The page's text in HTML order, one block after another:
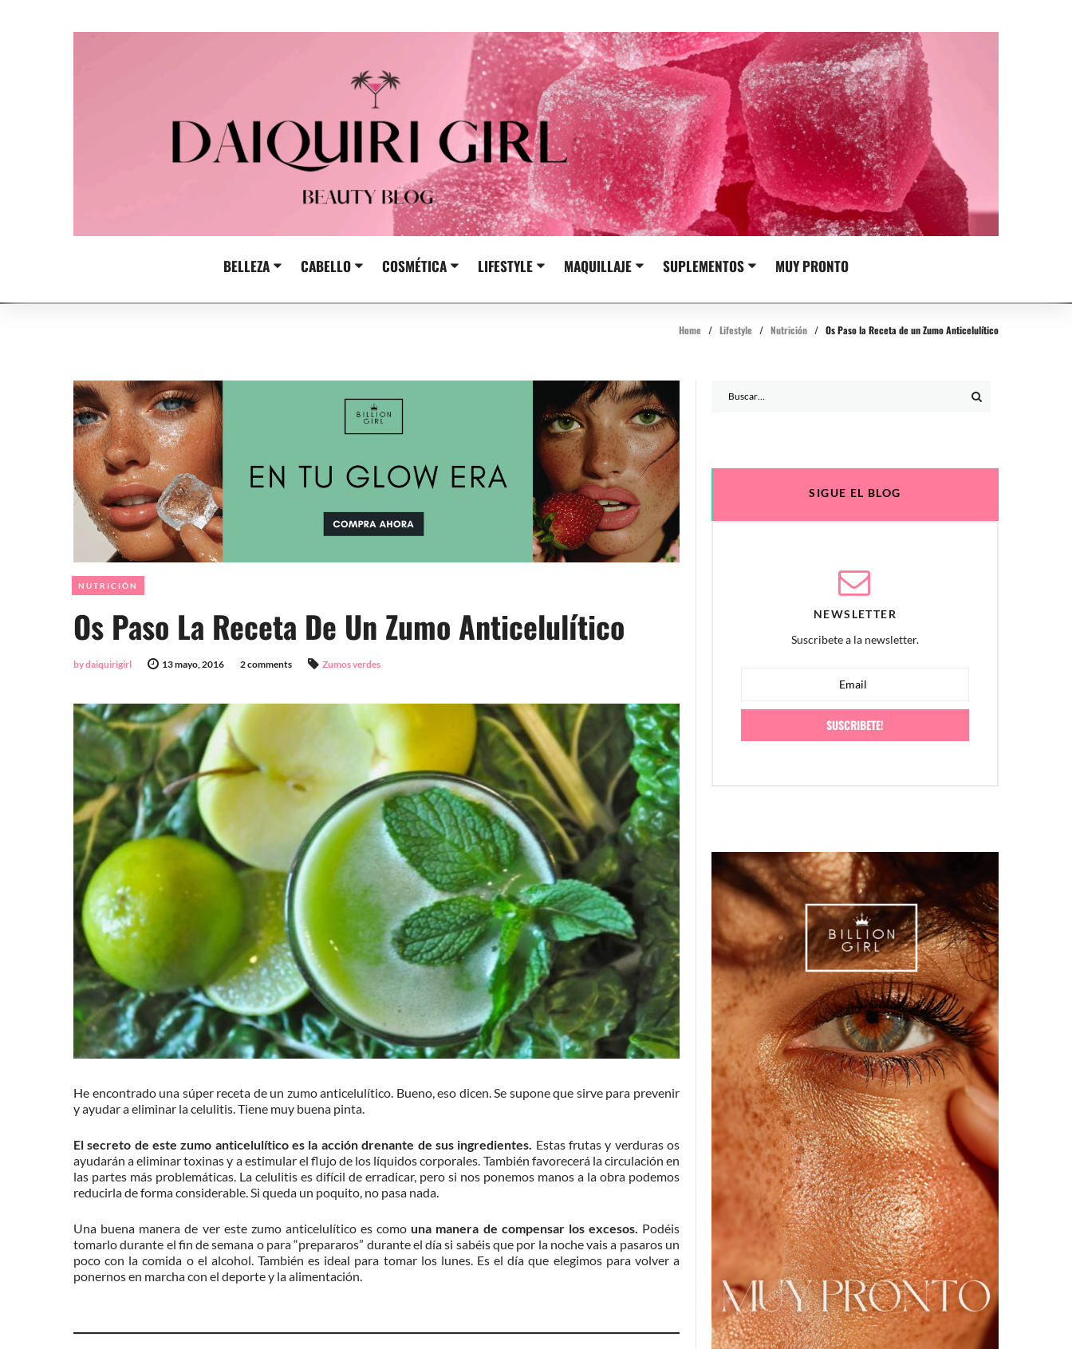
BELLEZA CABELLO COSMÉTICA LIFESTYLE MAQUILLAJE SUPLEMENTOS MUY PRONTO
Home / Lifestyle / Nutrición / Os Paso la Receta de un Zumo Anticelulítico
Os Paso La Receta De Un Zumo Anticelulítico
by daiquirigirl 13 mayo, 2016 2 comments
NUTRICIÓN
Zumos verdes
He encontrado una súper receta de un zumo anticelulítico. Bueno, eso dicen. Se supone que sirve para prevenir
y ayudar a eliminar la celulitis. Tiene muy buena pinta.
El secreto de este zumo anticelulítico es la acción drenante de sus ingredientes. Estas frutas y verduras os
ayudarán a eliminar toxinas y a estimular el flujo de los líquidos corporales. También favorecerá la circulación en
las partes más problemáticas. La celulitis es difícil de erradicar, pero si nos ponemos manos a la obra podemos
reducirla de forma considerable. Si queda un poquito, no pasa nada.
Una buena manera de ver este zumo anticelulítico es como una manera de compensar los excesos. Podéis
tomarlo durante el fin de semana o para “prepararos” durante el día si sabéis que por la noche vais a pasaros un
poco con la comida o el alcohol. También es ideal para tomar los lunes. Es el día que elegimos para volver a
ponernos en marcha con el deporte y la alimentación.
SIGUE EL BLOG
NEWSLETTER
Suscribete a la newsletter.
SUSCRIBETE!